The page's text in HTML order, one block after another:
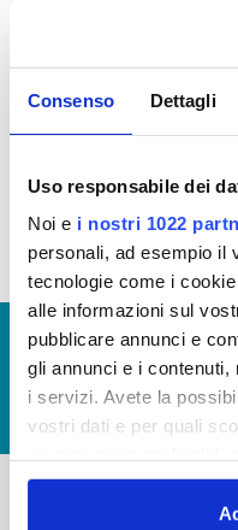
Consenso Dettagli
Uso responsabile dei
Noi e i nostri 1022
personali, ad esempio il
tecnologie come i
alle informazioni sul
pubblicare annunci e
gli annunci e i
i servizi. Avete la
vostri dati e per quali
in cui avete effettuato le
modificare o revocare il
di pubblicazione al
(visualizza
Attestazione ODV
(visualizza
© Copyright 2017 -